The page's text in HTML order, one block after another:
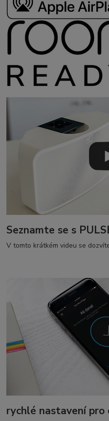
Seznamte se s
V tomto krátkém videu se
rychlé nastavení pro